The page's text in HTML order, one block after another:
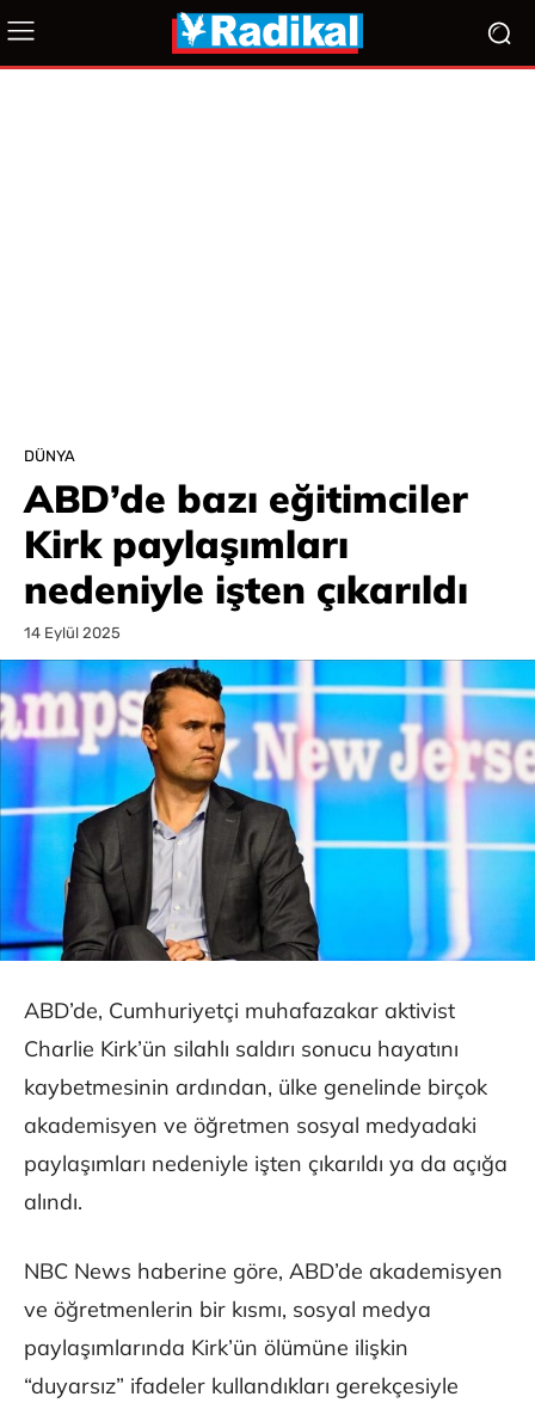
DÜNYA
ABD’de bazı eğitimciler
Kirk paylaşımları
nedeniyle işten çıkarıldı
14 Eylül 2025
ABD’de, Cumhuriyetçi muhafazakar aktivist
Charlie Kirk’ün silahlı saldırı sonucu hayatını
kaybetmesinin ardından, ülke genelinde birçok
akademisyen ve öğretmen sosyal medyadaki
paylaşımları nedeniyle işten çıkarıldı ya da açığa
alındı.
NBC News haberine göre, ABD’de akademisyen
ve öğretmenlerin bir kısmı, sosyal medya
paylaşımlarında Kirk’ün ölümüne ilişkin
“duyarsız” ifadeler kullandıkları gerekçesiyle